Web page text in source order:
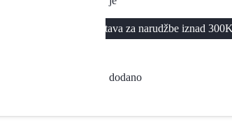
dostava za narudžbe iznad 300KM
dodano